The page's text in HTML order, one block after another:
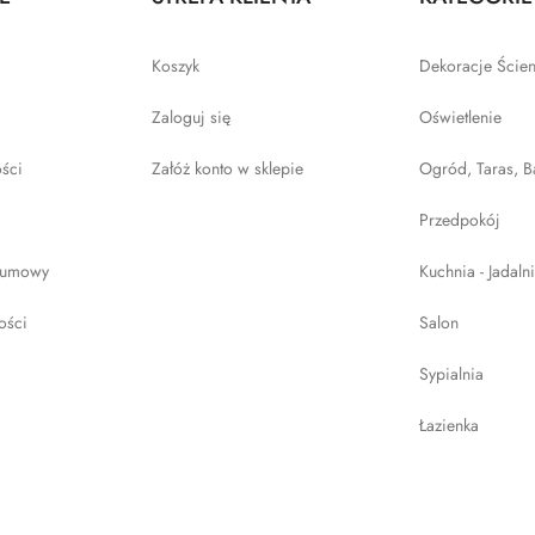
Koszyk
Zaloguj się
Załóż konto w sklepie
Dekoracje
Oświetlenie
Ogród, Taras,
Przedpokój
Kuchnia -
Salon
Sypialnia
Łazienka